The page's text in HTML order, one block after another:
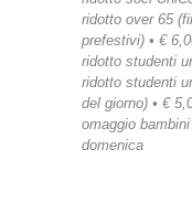
ridotto over 65
prefestivi) • €
ridotto studenti
ridotto studenti
del giorno) • €
omaggio
domenica